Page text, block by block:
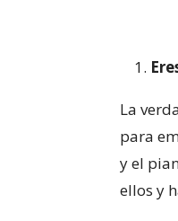
La
para
y el
ellos y